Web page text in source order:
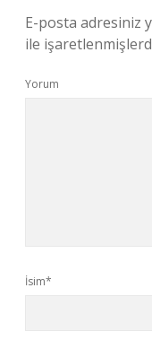
E-posta adresiniz
ile
Yorum
İsim*